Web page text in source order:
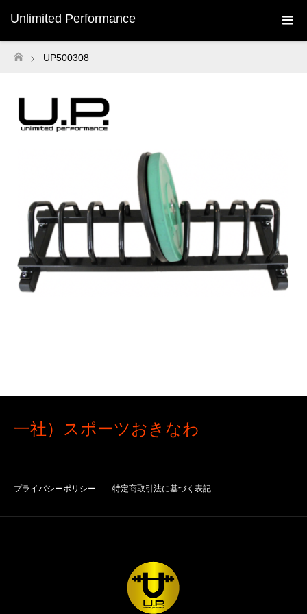
Unlimited Performance
ホーム
UP500308
一社）スポーツおきなわ
プライバシーポリシー 特定商取引法に基づく表記